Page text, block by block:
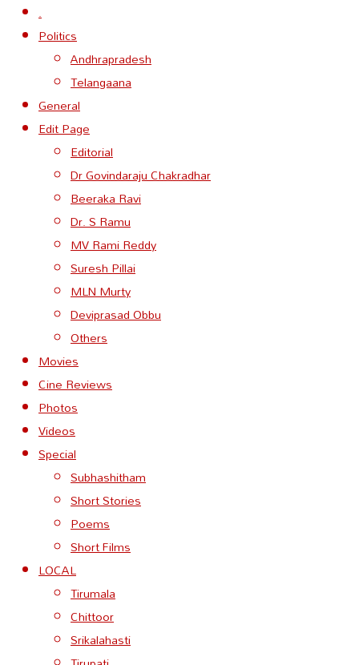
.
Politics
Andhrapradesh
Telangaana
General
Edit Page
Editorial
Dr Govindaraju Chakradhar
Beeraka Ravi
Dr. S Ramu
MV Rami Reddy
Suresh Pillai
MLN Murty
Deviprasad Obbu
Others
Movies
Cine Reviews
Photos
Videos
Special
Subhashitham
Short Stories
Poems
Short Films
LOCAL
Tirumala
Chittoor
Srikalahasti